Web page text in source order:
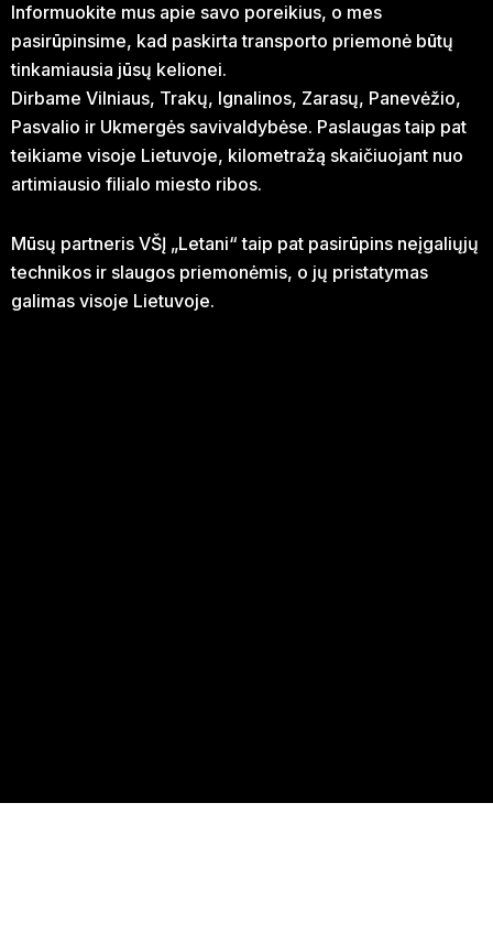
Informuokite mus apie savo poreikius, o mes
pasirūpinsime, kad paskirta transporto priemonė būtų
tinkamiausia jūsų kelionei.
Dirbame Vilniaus, Trakų, Ignalinos, Zarasų, Panevėžio,
Pasvalio ir Ukmergės savivaldybėse. Paslaugas taip pat
teikiame visoje Lietuvoje, kilometražą skaičiuojant nuo
artimiausio filialo miesto ribos.
Mūsų partneris VŠĮ „Letani“ taip pat pasirūpins neįgaliųjų
technikos ir slaugos priemonėmis, o jų pristatymas
galimas visoje Lietuvoje.